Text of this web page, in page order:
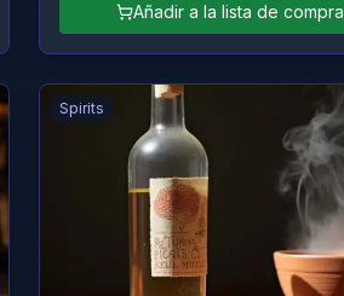
Añadir a la lista de compra
Spirits